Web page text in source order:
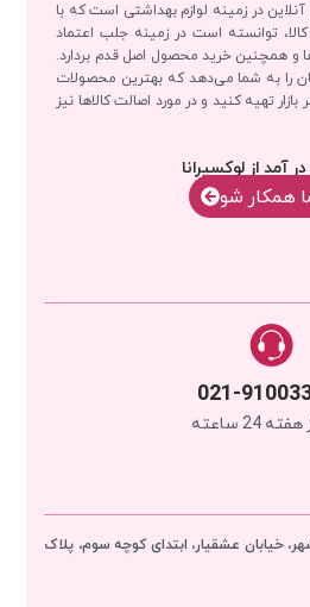
آنلاین در زمینه لوازم بهداشتی است که با
توانسته است در زمینه جلب اعتماد
و همچنین خرید محصول اصل قدم بردارد.
را به شما می‌دهد که بهترین محصولات
بازار تهیه کنید و در مورد اصالت کالاها نیز
آمد از لوکسیرانا
همکار شو
021-
خیابان عشقیار، ابتدای کوچه سوم، پلاک